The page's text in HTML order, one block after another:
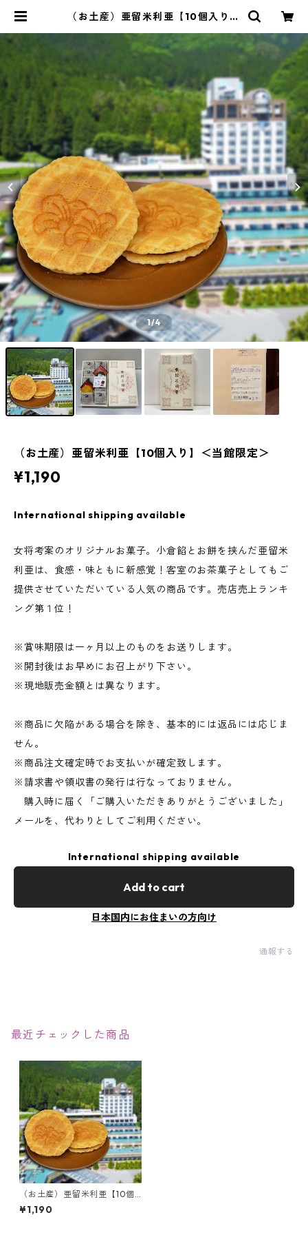
（お土産）亜留米利亜【10個入り】
かべアルメリア！オンラインショッ
プ
1/4
（お土産）亜留米利亜【10個入り】＜当館限定＞
¥1,190
International shipping available
女将考案のオリジナルお菓子。小倉餡とお餅を挟んだ亜留米
利亜は、食感・味ともに新感覚！客室のお茶菓子としてもご
提供させていただいている人気の商品です。売店売上ランキ
ング第１位！
※賞味期限は一ヶ月以上のものをお送りします。
※開封後はお早めにお召上がり下さい。
※現地販売金額とは異なります。
※商品に欠陥がある場合を除き、基本的には返品には応じま
せん。
※商品注文確定時でお支払いが確定致します。
※請求書や領収書の発行は行なっておりません。
購入時に届く「ご購入いただきありがとうございました」
メールを、代わりとしてご利用ください。
International shipping available
Add to cart
日本国内にお住まいの方向け
通報する
最近チェックした商品
（お土産）亜留米利亜【10個
入り】＜当館限定＞
¥1,190